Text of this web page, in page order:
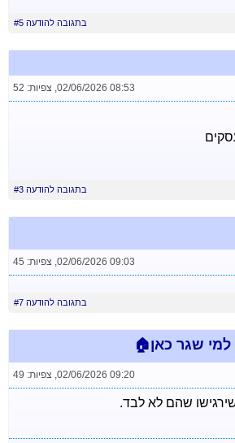
בתגובה להודעה #5
02/06/2026 08:53
, צפיות: 52
בתגובה להודעה #3
02/06/2026 09:03
, צפיות: 45
בתגובה להודעה #7
שגר כאן🏠
02/06/2026 09:20
, צפיות: 49
שהם לא לבד.